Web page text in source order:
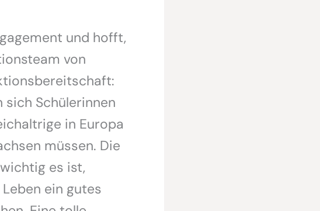
und hofft,
von
sich Schülerinnen
in Europa
müssen. Die
es ist,
ein gutes